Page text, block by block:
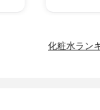
化粧水ラン